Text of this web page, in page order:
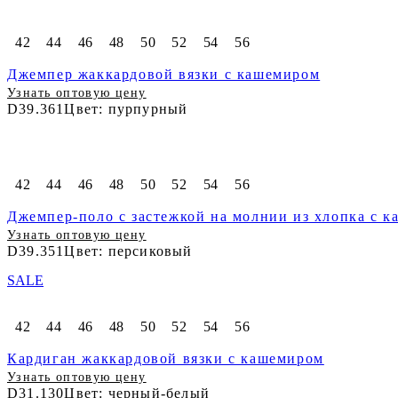
42 44 46 48 50 52 54 56
Джемпер жаккардовой вязки с кашемиром
Узнать оптовую цену
D39.361Цвет: пурпурный
42 44 46 48 50 52 54 56
Джемпер-поло с застежкой на молнии из хлопка с
Узнать оптовую цену
D39.351Цвет: персиковый
42 44 46 48 50 52 54 56
Кардиган жаккардовой вязки с кашемиром
Узнать оптовую цену
D31.130Цвет: черный-белый
SALE